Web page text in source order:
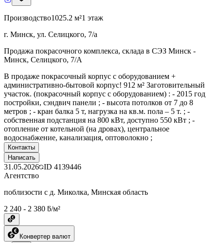
Производство1025.2 м²1 этаж
г. Минск, ул. Селицкого, 7/а
Продажа покрасочного комплекса, склада в СЭЗ Минск -
Минск, Селицкого, 7/А
В продаже покрасочный корпус с оборудованием +
административно-бытовой корпус! 912 м² Заготовительный
участок. (покрасочный корпус с оборудованием) : - 2015 год
постройки, сэндвич панели ; - высота потолков от 7 до 8
метров ; - кран балка 5 т, нагрузка на кв.м. пола – 5 т. ; -
собственная подстанция на 800 кВт, доступно 550 кВт ; -
отопление от котельной (на дровах), центральное
водоснабжение, канализация, оптоволокно ;
Контакты
Написать
31.05.2026 ID 4139446
Агентство
поблизости с д. Миколка, Минская область
2 240 - 2 380 ƃ/м²
Конвертер валют